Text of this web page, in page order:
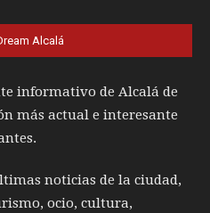
Alcalá
informativo de Alcalá de
más actual e interesante
noticias de la ciudad,
ocio, cultura,